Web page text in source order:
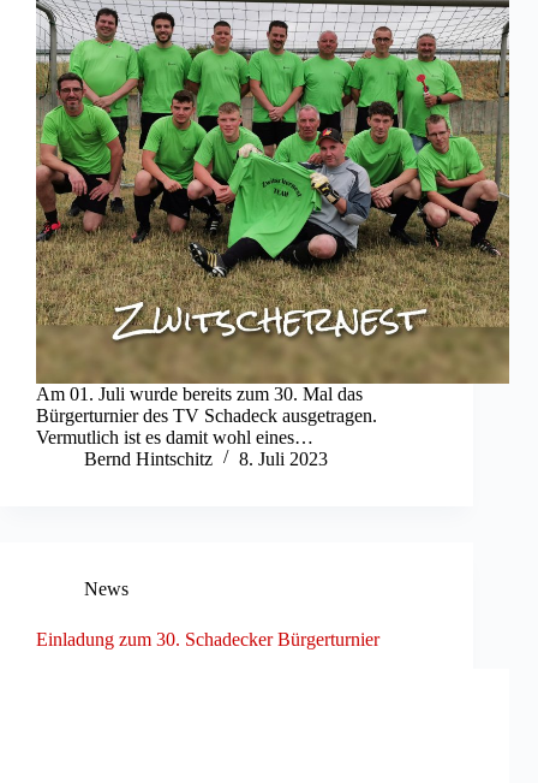
Am 01. Juli wurde bereits zum 30. Mal das
Bürgerturnier des TV Schadeck ausgetragen.
Vermutlich ist es damit wohl eines…
Bernd Hintschitz
8. Juli 2023
News
Einladung zum 30. Schadecker Bürgerturnier